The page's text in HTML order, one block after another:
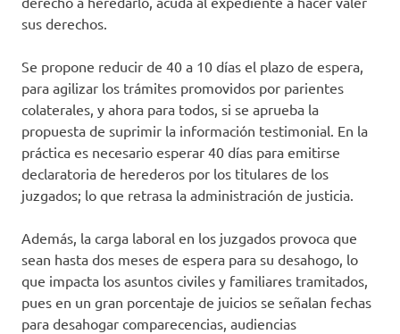
sus derechos.
Se propone reducir de 40 a 10 días el plazo de espera,
para agilizar los trámites promovidos por parientes
colaterales, y ahora para todos, si se aprueba la
propuesta de suprimir la información testimonial. En la
práctica es necesario esperar 40 días para emitirse
declaratoria de herederos por los titulares de los
juzgados; lo que retrasa la administración de justicia.
Además, la carga laboral en los juzgados provoca que
sean hasta dos meses de espera para su desahogo, lo
que impacta los asuntos civiles y familiares tramitados,
pues en un gran porcentaje de juicios se señalan fechas
para desahogar comparecencias, audiencias